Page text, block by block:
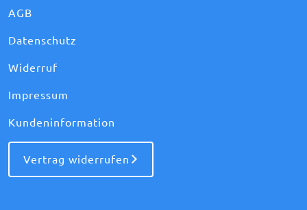
AGB
Datenschutz
Widerruf
Impressum
Kundeninformation
Vertrag widerrufen